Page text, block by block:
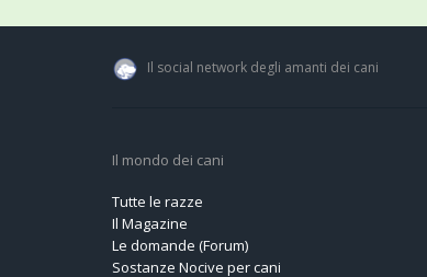
Il social network degli amanti dei cani
Il mondo dei cani
Tutte le razze
Il Magazine
Le domande (Forum)
Sostanze Nocive per cani